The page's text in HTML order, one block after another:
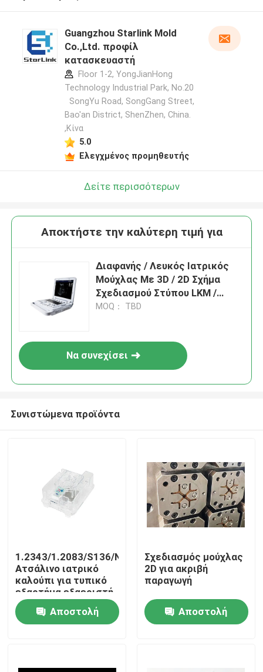
Αρχική
Εμφάνιση VR
Guangzhou Starlink Mold
Co.,Ltd. προφίλ
κατασκευαστή
Floor 1-2, YongJianHong
Technology Industrial Park, No.20
SongYu Road, SongGang Street,
Bao'an District, ShenZhen, China.
,Κίνα
5.0
Ελεγχμένος προμηθευτής
Δείτε περισσότερων
Αποκτήστε την καλύτερη τιμή για
Διαφανής / Λευκός Ιατρικός
Μούχλας Με 3D / 2D Σχήμα
Σχεδιασμού Στύπου LKM /
Hasco / DME / Misumi
MOQ： TBD
Να συνεχίσει
Συνιστώμενα προϊόντα
1.2343/1.2083/S136/NAK80
Ατσάλινο ιατρικό
καλούπι για τυπικό
εξαρτήμα εξαεριστή
LKM/Hasco/DME/Misumi
BMC
Αποστολή
Σχεδιασμός μούχλας
2D για ακριβή
παραγωγή
Αποστολή